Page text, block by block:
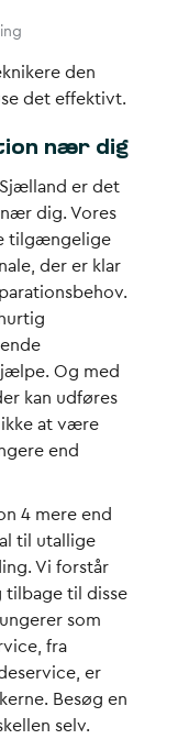
den
det effektivt.
nær dig
er det
dig. Vores
tilgængelige
der er klar
Og med
kan udføres
ikke at være
end
4 mere end
til utallige
Vi forstår
tilbage til disse
som
fra
er
Besøg en
selv.